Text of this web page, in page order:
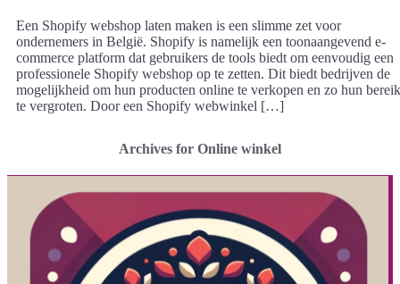
Een Shopify webshop laten maken is een slimme zet voor
ondernemers in België. Shopify is namelijk een toonaangevend e-
commerce platform dat gebruikers de tools biedt om eenvoudig een
professionele Shopify webshop op te zetten. Dit biedt bedrijven de
mogelijkheid om hun producten online te verkopen en zo hun bereik
te vergroten. Door een Shopify webwinkel […]
Archives for Online winkel